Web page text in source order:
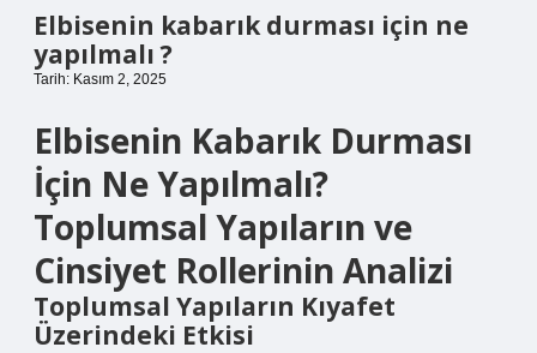
Elbisenin kabarık durması için ne
yapılmalı ?
Tarih: Kasım 2, 2025
Elbisenin Kabarık Durması
İçin Ne Yapılmalı?
Toplumsal Yapıların ve
Cinsiyet Rollerinin Analizi
Toplumsal Yapıların Kıyafet
Üzerindeki Etkisi